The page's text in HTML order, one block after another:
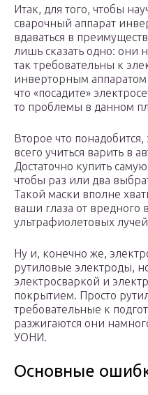
Итак, для того, чтобы
сварочный аппарат
вдаваться в
лишь сказать одно: они
так требовательны к
инверторным
что «посадите»
то проблемы в данном
Второе что
всего учиться варить в
Достаточно купить
чтобы раз или два
Такой маски вполне
ваши глаза от вредного
ультрафиолетовых
Ну и, конечно же,
рутиловые электроды,
электросваркой и
покрытием. Просто
требовательные к
разжигаются они
УОНИ.
Основные